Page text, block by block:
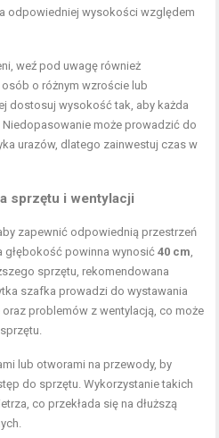
odpowiedniej wysokości względem
weź pod uwagę również
o różnym wzroście lub
dostosuj wysokość tak, aby każda
może prowadzić do
urazów, dlatego zainwestuj czas w
sprzętu i wentylacji
aby zapewnić odpowiednią przestrzeń
głębokość powinna wynosić40 cm
sprzętu, rekomendowana
szafka prowadzi do wystawania
problemów z wentylacją, co może
lub otworami na przewody, by
do sprzętu. Wykorzystanie takich
co przekłada się na dłuższą